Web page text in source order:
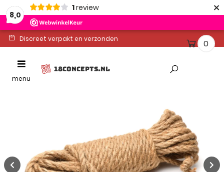
8,0
1review ×
Discreet verpakt en verzonden
Altijd gratis levering
Toggle
navigation
menu
18CONCEPTS.NL
0